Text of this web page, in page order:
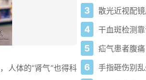
人体的“肾气”也得科
3 散光近视配
4 干血斑检测
5 疝气患者腹
6 手指砸伤别